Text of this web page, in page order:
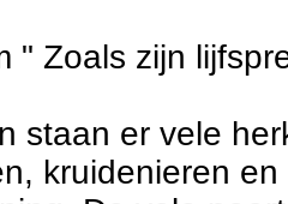
" Zoals zijn
staan er vele
kruidenieren